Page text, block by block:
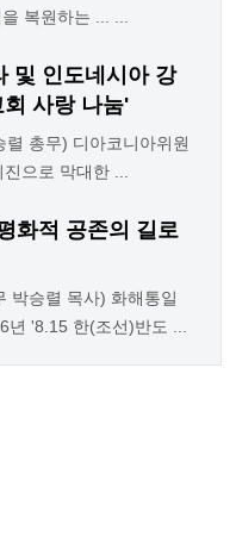
복원하는 ... ...
및 인도네시아 강
사랑 나눔'
총무) 디아코니아위원
으로 막대한 ...
화적 공존의 길로
박승렬 목사) 화해통일
년 '8.15 한(조선)반도 ...